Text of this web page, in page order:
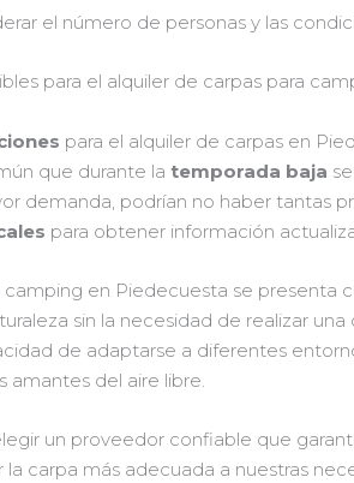
el número de personas y las
para el alquiler de carpas para
para el alquiler de carpas en
que durante latemporada baja
demanda, podrían no haber tantas
para obtener información
camping en Piedecuesta se presenta
sin la necesidad de realizar
de adaptarse a diferentes
amantes del aire libre.
un proveedor confiable que
carpa más adecuada a nuestras